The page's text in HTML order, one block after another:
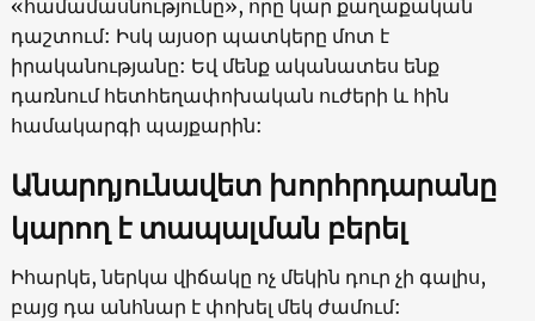
«համամասնությունը», որը կար քաղաքական
դաշտում: Իսկ այսօր պատկերը մոտ է
իրականությանը: Եվ մենք ականատես ենք
դառնում հետհեղափոխական ուժերի և հին
համակարգի պայքարին:
Անարդյունավետ խորհրդարանը
կարող է տապալման բերել
Իհարկե, ներկա վիճակը ոչ մեկին դուր չի գալիս,
բայց դա անհնար է փոխել մեկ ժամում: